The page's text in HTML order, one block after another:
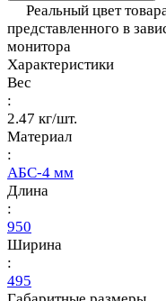
Реальный цвет
представленного в
монитора
Характеристики
Вес
:
2.47 кг/шт.
Материал
:
АБС-4 мм
Длина
:
950
Ширина
:
495